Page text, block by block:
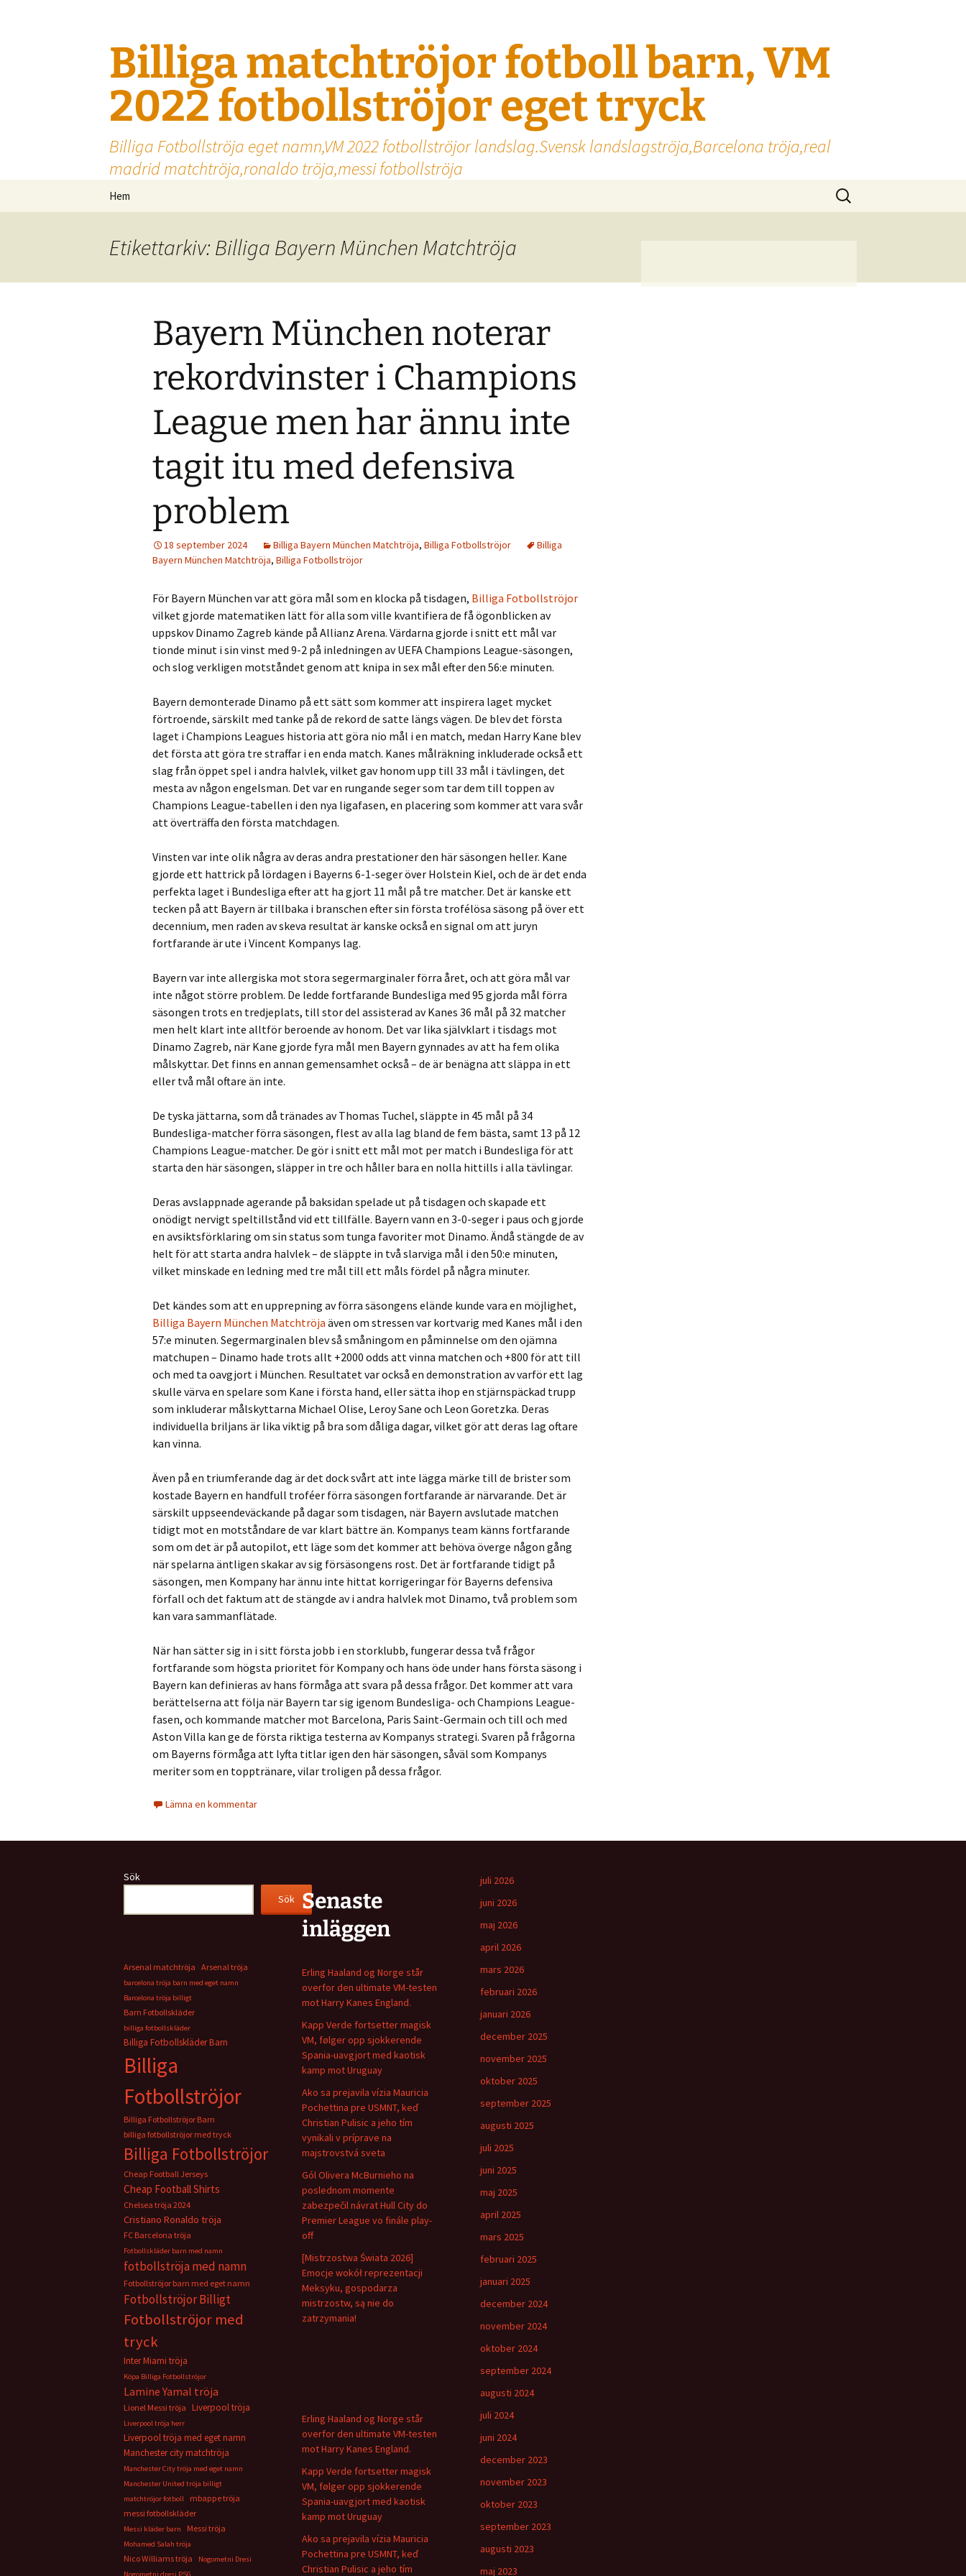
Billiga matchtröjor fotboll barn, VM
2022 fotbollströjor eget tryck
Billiga Fotbollströja eget namn,VM 2022 fotbollströjor landslag.Svensk landslagströja,Barcelona tröja,real
madrid matchtröja,ronaldo tröja,messi fotbollströja
Hem
Sök
efter:
Etikettarkiv: Billiga Bayern München Matchtröja
Bayern München noterar
rekordvinster i Champions
League men har ännu inte
tagit itu med defensiva
problem
18 september 2024 Billiga Bayern München Matchtröja, Billiga Fotbollströjor
Billiga
Bayern München Matchtröja, Billiga Fotbollströjor
För Bayern München var att göra mål som en klocka på tisdagen, Billiga Fotbollströjor
vilket gjorde matematiken lätt för alla som ville kvantifiera de få ögonblicken av
uppskov Dinamo Zagreb kände på Allianz Arena. Värdarna gjorde i snitt ett mål var
tionde minut i sin vinst med 9-2 på inledningen av UEFA Champions League-säsongen,
och slog verkligen motståndet genom att knipa in sex mål efter den 56:e minuten.
Bayern demonterade Dinamo på ett sätt som kommer att inspirera laget mycket
förtroende, särskilt med tanke på de rekord de satte längs vägen. De blev det första
laget i Champions Leagues historia att göra nio mål i en match, medan Harry Kane blev
det första att göra tre straffar i en enda match. Kanes målräkning inkluderade också ett
slag från öppet spel i andra halvlek, vilket gav honom upp till 33 mål i tävlingen, det
mesta av någon engelsman. Det var en rungande seger som tar dem till toppen av
Champions League-tabellen i den nya ligafasen, en placering som kommer att vara svår
att överträffa den första matchdagen.
Vinsten var inte olik några av deras andra prestationer den här säsongen heller. Kane
gjorde ett hattrick på lördagen i Bayerns 6-1-seger över Holstein Kiel, och de är det enda
perfekta laget i Bundesliga efter att ha gjort 11 mål på tre matcher. Det är kanske ett
tecken på att Bayern är tillbaka i branschen efter sin första trofélösa säsong på över ett
decennium, men raden av skeva resultat är kanske också en signal om att juryn
fortfarande är ute i Vincent Kompanys lag.
Bayern var inte allergiska mot stora segermarginaler förra året, och att göra mål var
inte något större problem. De ledde fortfarande Bundesliga med 95 gjorda mål förra
säsongen trots en tredjeplats, till stor del assisterad av Kanes 36 mål på 32 matcher
men helt klart inte alltför beroende av honom. Det var lika självklart i tisdags mot
Dinamo Zagreb, när Kane gjorde fyra mål men Bayern gynnades av att ha fem olika
målskyttar. Det finns en annan gemensamhet också – de är benägna att släppa in ett
eller två mål oftare än inte.
De tyska jättarna, som då tränades av Thomas Tuchel, släppte in 45 mål på 34
Bundesliga-matcher förra säsongen, flest av alla lag bland de fem bästa, samt 13 på 12
Champions League-matcher. De gör i snitt ett mål mot per match i Bundesliga för att
starta den här säsongen, släpper in tre och håller bara en nolla hittills i alla tävlingar.
Deras avslappnade agerande på baksidan spelade ut på tisdagen och skapade ett
onödigt nervigt speltillstånd vid ett tillfälle. Bayern vann en 3-0-seger i paus och gjorde
en avsiktsförklaring om sin status som tunga favoriter mot Dinamo. Ändå stängde de av
helt för att starta andra halvlek – de släppte in två slarviga mål i den 50:e minuten,
vilket minskade en ledning med tre mål till ett måls fördel på några minuter.
Det kändes som att en upprepning av förra säsongens elände kunde vara en möjlighet,
Billiga Bayern München Matchtröja även om stressen var kortvarig med Kanes mål i den
57:e minuten. Segermarginalen blev så småningom en påminnelse om den ojämna
matchupen – Dinamo hade trots allt +2000 odds att vinna matchen och +800 för att till
och med ta oavgjort i München. Resultatet var också en demonstration av varför ett lag
skulle värva en spelare som Kane i första hand, eller sätta ihop en stjärnspäckad trupp
som inkluderar målskyttarna Michael Olise, Leroy Sane och Leon Goretzka. Deras
individuella briljans är lika viktig på bra som dåliga dagar, vilket gör att deras lag oftare
kan vinna.
Även på en triumferande dag är det dock svårt att inte lägga märke till de brister som
kostade Bayern en handfull troféer förra säsongen fortfarande är närvarande. Det är
särskilt uppseendeväckande på dagar som tisdagen, när Bayern avslutade matchen
tidigt mot en motståndare de var klart bättre än. Kompanys team känns fortfarande
som om det är på autopilot, ett läge som det kommer att behöva överge någon gång
när spelarna äntligen skakar av sig försäsongens rost. Det är fortfarande tidigt på
säsongen, men Kompany har ännu inte hittat korrigeringar för Bayerns defensiva
förfall och det faktum att de stängde av i andra halvlek mot Dinamo, två problem som
kan vara sammanflätade.
När han sätter sig in i sitt första jobb i en storklubb, fungerar dessa två frågor
fortfarande som högsta prioritet för Kompany och hans öde under hans första säsong i
Bayern kan definieras av hans förmåga att svara på dessa frågor. Det kommer att vara
berättelserna att följa när Bayern tar sig igenom Bundesliga- och Champions League-
fasen, och kommande matcher mot Barcelona, ​​Paris Saint-Germain och till och med
Aston Villa kan ge de första riktiga testerna av Kompanys strategi. Svaren på frågorna
om Bayerns förmåga att lyfta titlar igen den här säsongen, såväl som Kompanys
meriter som en topptränare, vilar troligen på dessa frågor.
Lämna en kommentar
Sök
Sök
Senaste
inläggen
Erling Haaland og Norge står
overfor den ultimate VM-testen
mot Harry Kanes England.
Kapp Verde fortsetter magisk
VM, følger opp sjokkerende
Spania-uavgjort med kaotisk
kamp mot Uruguay
Ako sa prejavila vízia Mauricia
Pochettina pre USMNT, keď
Christian Pulisic a jeho tím
vynikali v príprave na
majstrovstvá sveta
Gól Olivera McBurnieho na
poslednom momente
zabezpečil návrat Hull City do
Premier League vo finále play-
off
[Mistrzostwa Świata 2026]
Emocje wokół reprezentacji
Meksyku, gospodarza
mistrzostw, są nie do
zatrzymania!
juli 2026
juni 2026
maj 2026
april 2026
mars 2026
februari 2026
januari 2026
december 2025
november 2025
oktober 2025
september 2025
augusti 2025
juli 2025
juni 2025
maj 2025
april 2025
mars 2025
februari 2025
januari 2025
december 2024
november 2024
oktober 2024
september 2024
augusti 2024
juli 2024
juni 2024
december 2023
november 2023
oktober 2023
september 2023
augusti 2023
maj 2023
Arsenal matchtröja Arsenal tröja
barcelona tröja barn med eget namn
Barcelona tröja billigt
Barn Fotbollskläder
billiga fotbollskläder
Billiga Fotbollskläder Barn
Billiga
Fotbollströjor
Billiga Fotbollströjor Barn
billiga fotbollströjor med tryck
Billiga Fotbollströjor
Cheap Football Jerseys
Cheap Football Shirts
Chelsea tröja 2024
Cristiano Ronaldo tröja
FC Barcelona tröja
Fotbollskläder barn med namn
fotbollströja med namn
Fotbollströjor barn med eget namn
Fotbollströjor Billigt
Fotbollströjor med
tryck
Inter Miami tröja
Köpa Billiga Fotbollströjor
Lamine Yamal tröja
Lionel Messi tröja Liverpool tröja
Liverpool tröja herr
Liverpool tröja med eget namn
Manchester city matchtröja
Manchester City tröja med eget namn
Manchester United tröja billigt
matchtröjor fotboll
mbappe tröja
messi fotbollskläder
Messi kläder barn Messi tröja
Mohamed Salah tröja
Nico Williams tröja
Nogometni Dresi
Erling Haaland og Norge står
overfor den ultimate VM-testen
mot Harry Kanes England.
Kapp Verde fortsetter magisk
VM, følger opp sjokkerende
Spania-uavgjort med kaotisk
kamp mot Uruguay
Ako sa prejavila vízia Mauricia
Pochettina pre USMNT, keď
Christian Pulisic a jeho tím